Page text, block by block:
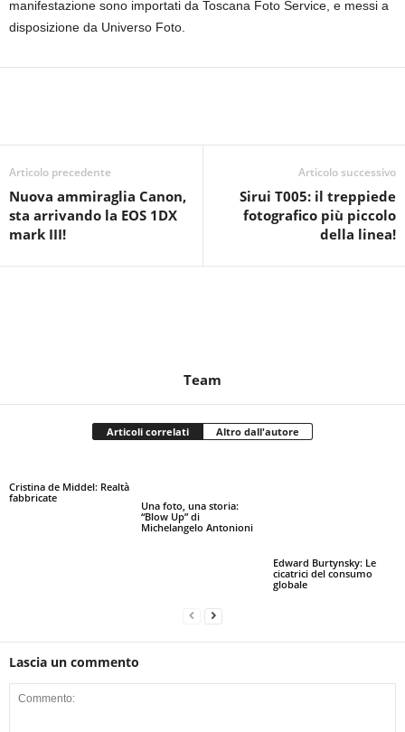
manifestazione sono importati da Toscana Foto Service, e messi a
disposizione da Universo Foto.
Articolo precedente
Nuova ammiraglia Canon,
sta arrivando la EOS 1DX
mark III!
Articolo successivo
Sirui T005: il treppiede
fotografico più piccolo
della linea!
Team
Articoli correlati Altro dall'autore
Cristina de Middel: Realtà
fabbricate
Una foto, una storia:
“Blow Up” di
Michelangelo Antonioni
Edward Burtynsky: Le
cicatrici del consumo
globale
Lascia un commento